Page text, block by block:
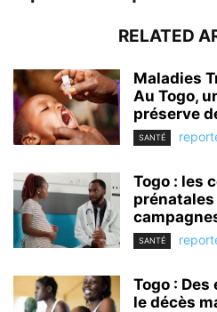
RELATED
Maladies
Au Togo,
préserve
SANTÉ
Togo : les
SANTÉ
Togo :
le décès